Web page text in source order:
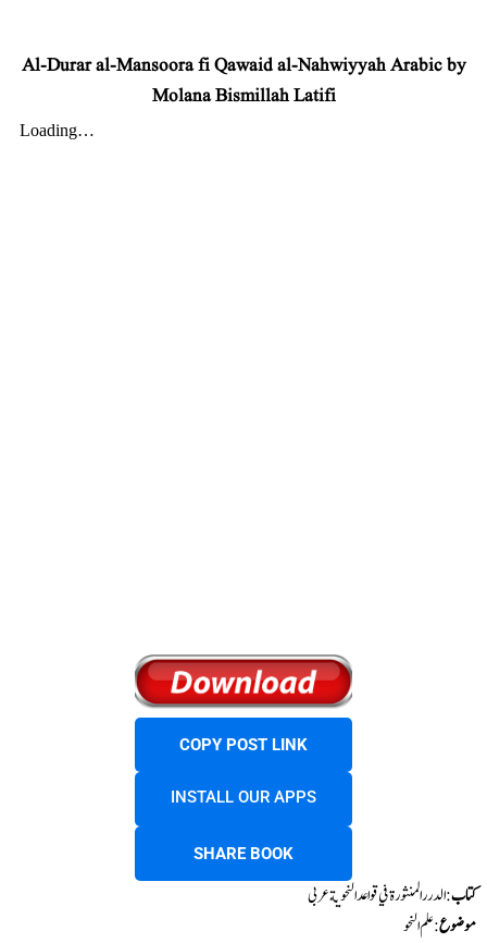
Al-Durar al-Mansoora fi Qawaid al-Nahwiyyah Arabic by
Molana Bismillah Latifi
COPY POST LINK
INSTALL OUR APPS
SHARE BOOK
کتاب: الدررالمنثورة في قواعد النحوية عربی
موضوع:علم النحو